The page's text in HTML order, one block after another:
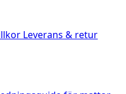
Leverans & retur